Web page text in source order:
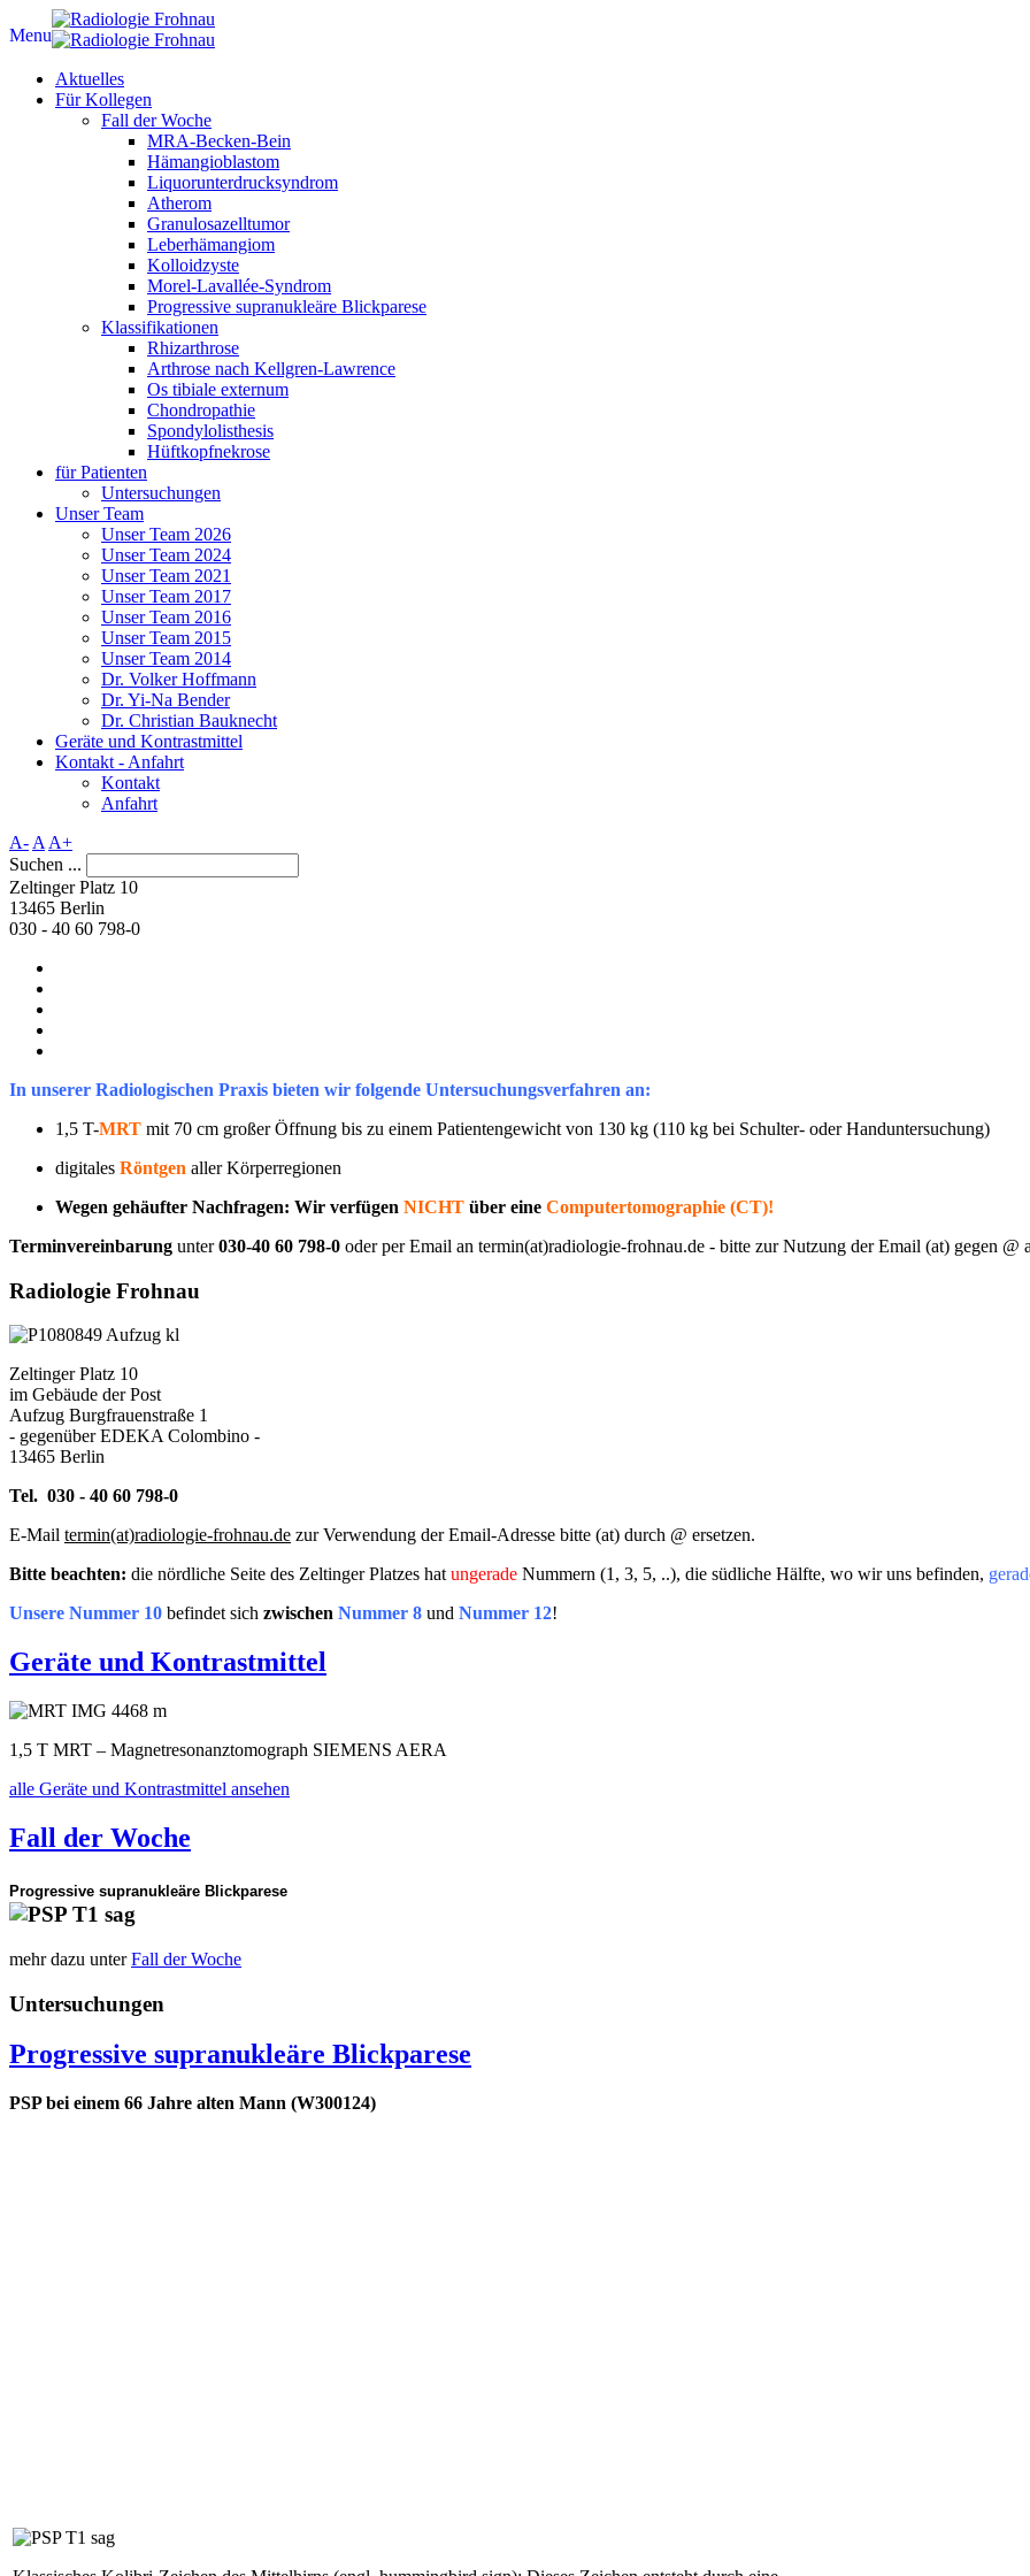
Menu
Aktuelles
Für Kollegen
Fall der Woche
MRA-Becken-Bein
Hämangioblastom
Liquorunterdrucksyndrom
Atherom
Granulosazelltumor
Leberhämangiom
Kolloidzyste
Morel-Lavallée-Syndrom
Progressive supranukleäre Blickparese
Klassifikationen
Rhizarthrose
Arthrose nach Kellgren-Lawrence
Os tibiale externum
Chondropathie
Spondylolisthesis
Hüftkopfnekrose
für Patienten
Untersuchungen
Unser Team
Unser Team 2026
Unser Team 2024
Unser Team 2021
Unser Team 2017
Unser Team 2016
Unser Team 2015
Unser Team 2014
Dr. Volker Hoffmann
Dr. Yi-Na Bender
Dr. Christian Bauknecht
Geräte und Kontrastmittel
Kontakt - Anfahrt
Kontakt
Anfahrt
A- A A+
Suchen ...
Zeltinger Platz 10
13465 Berlin
030 - 40 60 798-0
In unserer Radiologischen Praxis bieten wir folgende Untersuchungsverfahren an:
1,5 T-MRT mit 70 cm großer Öffnung bis zu einem Patientengewicht von 130 kg (110 kg bei Schulter- oder Handuntersuchung)
digitales Röntgen aller Körperregionen
Wegen gehäufter Nachfragen: Wir verfügen NICHT über eine Computertomographie (CT)!
Terminvereinbarung unter030-40 60 798-0 oder per Email an termin(at)radiologie-frohnau.de - bitte zur Nutzung der Email (at) gegen @
Radiologie Frohnau
Zeltinger Platz 10
im Gebäude der Post
Aufzug Burgfrauenstraße 1
- gegenüber EDEKA Colombino -
13465 Berlin
Tel. 030 - 40 60 798-0
E-Mail termin(at)radiologie-frohnau.de zur Verwendung der Email-Adresse bitte (at) durch @ ersetzen.
Bitte beachten: die nördliche Seite des Zeltinger Platzes hatungerade Nummern (1, 3, 5, ..), die südliche Hälfte, wo wir uns befinden,
Unsere Nummer 10 befindet sich zwischen Nummer 8 und Nummer 12!
Geräte und Kontrastmittel
1,5 T MRT – Magnetresonanztomograph SIEMENS AERA
alle Geräte und Kontrastmittel ansehen
Fall der Woche
Progressive supranukleäre Blickparese
mehr dazu unterFall der Woche
Untersuchungen
Progressive supranukleäre Blickparese
PSP bei einem 66 Jahre alten Mann (W300124)